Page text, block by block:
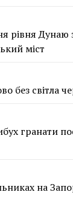
рівня
міст
без світла
гранати
на